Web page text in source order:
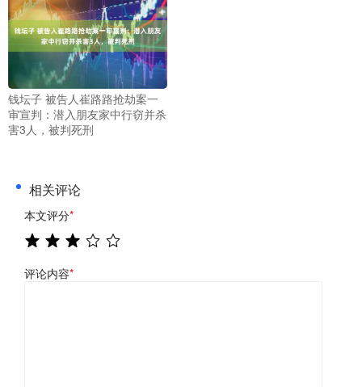
钱坛子 被告人崔路路抢劫案一
审宣判：潜入朋友家中行窃并杀
害3人，被判死刑
相关评论
本文评分*
评论内容*